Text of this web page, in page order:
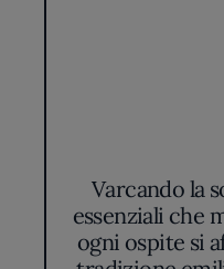
Varcando la
essenziali che
ogni ospite si
tradizione